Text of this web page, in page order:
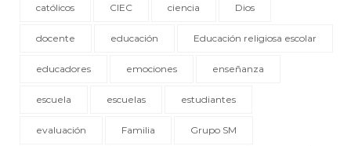
católicos CIEC ciencia Dios
docente educación Educación religiosa escolar
educadores emociones enseñanza
escuela escuelas estudiantes
evaluación Familia Grupo SM